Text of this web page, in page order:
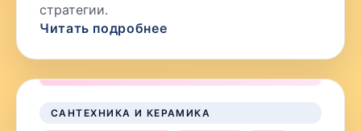
стратегии.
Читать подробнее
САНТЕХНИКА И КЕРАМИКА